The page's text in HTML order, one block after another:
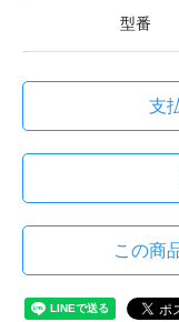
型番
支
この商